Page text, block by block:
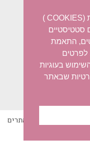
בניית אתרים
לידיעתך אנו עושים שימוש בעוגיות (COOKIES )
סטטיסטיים
התאמת
בעוגיות
שבאתר